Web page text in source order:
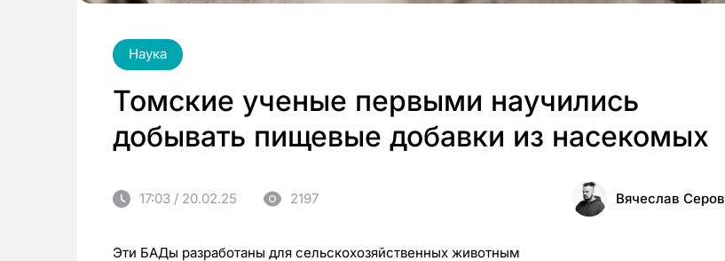
Наука
Томские ученые первыми научились
добывать пищевые добавки из насекомых
17:03 / 20.02.25 2197 Вячеслав Серов
Эти БАДы разработаны для сельскохозяйственных животным